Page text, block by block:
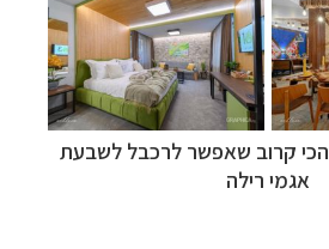
הכי קרוב שאפשר לרכבל לשבעת
אגמי רילה